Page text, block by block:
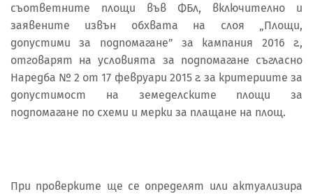
съответните площи във ФБл, включително и
заявените извън обхвата на слоя „Площи,
допустими за подпомагане” за кампания 2016 г.,
отговарят на условията за подпомагане съгласно
Наредба № 2 от 17 февруари 2015 г. за критериите за
допустимост на земеделските площи за
подпомагане по схеми и мерки за плащане на площ.
При проверките ще се определят или актуализира